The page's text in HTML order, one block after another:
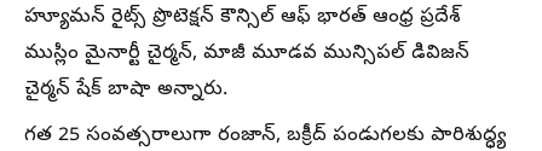
హ్యూమన్ రైట్స్ ప్రొటెక్షన్ కౌన్సిల్ ఆఫ్ భారత్ ఆంధ్ర ప్రదేశ్
ముస్లిం మైనార్టీ చైర్మన్, మాజీ మూడవ మున్సిపల్ డివిజన్
చైర్మన్ షేక్ బాషా అన్నారు.
గత 25 సంవత్సరాలుగా రంజాన్, బక్రీద్ పండుగలకు పారిశుద్ధ్య